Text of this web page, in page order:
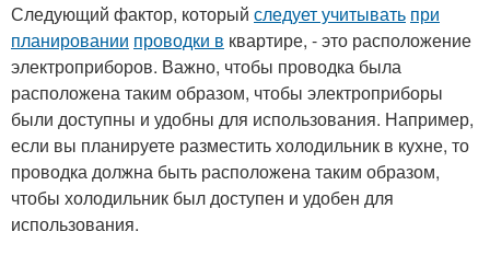
Следующий фактор, который следует учитывать при
планировании проводки в квартире, - это расположение
электроприборов. Важно, чтобы проводка была
расположена таким образом, чтобы электроприборы
были доступны и удобны для использования. Например,
если вы планируете разместить холодильник в кухне, то
проводка должна быть расположена таким образом,
чтобы холодильник был доступен и удобен для
использования.